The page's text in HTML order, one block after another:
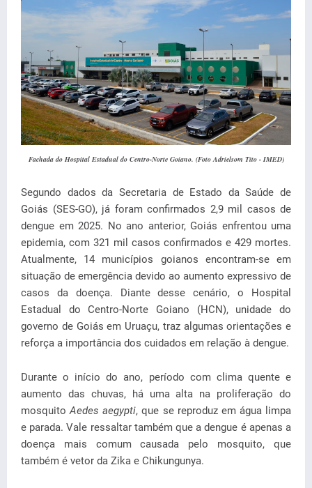
Fachada do Hospital Estadual do Centro-Norte Goiano. (Foto Adrielsom Tito - IMED)
Segundo dados da Secretaria de Estado da Saúde de
Goiás (SES-GO), já foram confirmados 2,9 mil casos de
dengue em 2025. No ano anterior, Goiás enfrentou uma
epidemia, com 321 mil casos confirmados e 429 mortes.
Atualmente, 14 municípios goianos encontram-se em
situação de emergência devido ao aumento expressivo de
casos da doença. Diante desse cenário, o Hospital
Estadual do Centro-Norte Goiano (HCN), unidade do
governo de Goiás em Uruaçu, traz algumas orientações e
reforça a importância dos cuidados em relação à dengue.
Durante o início do ano, período com clima quente e
aumento das chuvas, há uma alta na proliferação do
mosquitoAedes aegypti, que se reproduz em água limpa
e parada. Vale ressaltar também que a dengue é apenas a
doença mais comum causada pelo mosquito, que
também é vetor da Zika e Chikungunya.